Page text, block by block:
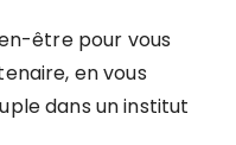
être pour vous
en vous
dans un institut